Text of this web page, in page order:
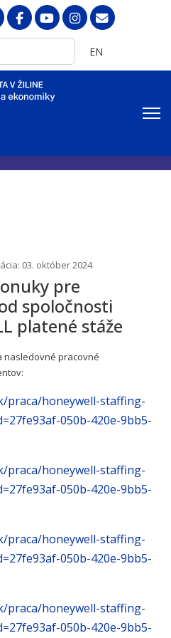
...
Vyberte váš jazyk
EN
03. október 2024
pre
spoločnosti
platené stáže
nasledovné pracovné
praca/honeywell-staffing-
050b-420e-9bb5-
praca/honeywell-staffing-
050b-420e-9bb5-
praca/honeywell-staffing-
050b-420e-9bb5-
praca/honeywell-staffing-
050b-420e-9bb5-